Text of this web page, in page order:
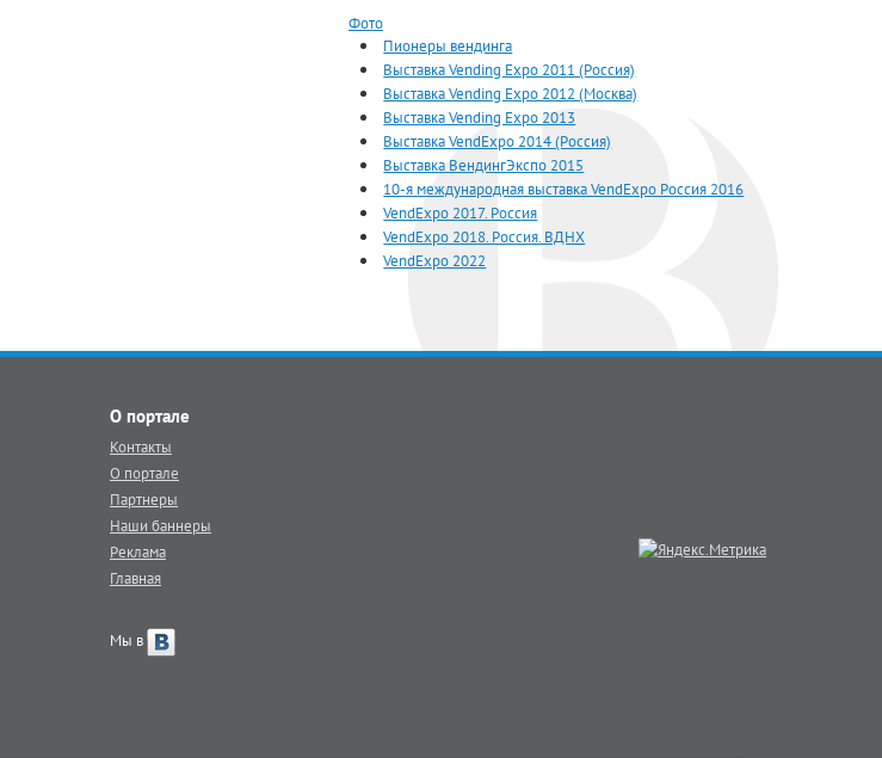
Фото
Пионеры вендинга
Выставка Vending Expo 2011 (Россия)
Выставка Vending Expo 2012 (Москва)
Выставка Vending Expo 2013
Выставка VendExpo 2014 (Россия)
Выставка ВендингЭкспо 2015
10-я международная выставка VendExpo Россия 2016
VendExpo 2017. Россия
VendExpo 2018. Россия. ВДНХ
VendExpo 2022
О портале
Контакты
О портале
Партнеры
Наши баннеры
Реклама
Главная
Мы в